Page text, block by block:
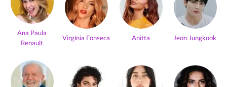
Ana Paula
Renault
Virgínia Fonseca Anitta Jeon Jungkook